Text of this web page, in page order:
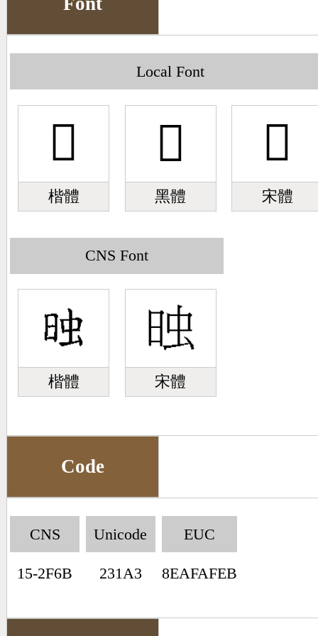
Local Font
𣆣
楷體
𣆣
黑體
𣆣
宋體
CNS Font
楷體 宋體
Code
CNS
15-2F6B
Unicode
231A3
EUC
8EAFAFEB